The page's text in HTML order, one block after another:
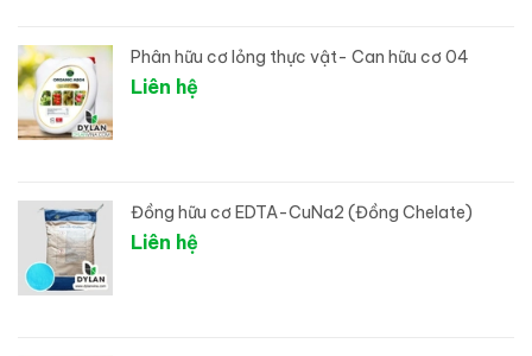
Phân hữu cơ lỏng thực vật- Can hữu cơ 04
Liên hệ
Đồng hữu cơ EDTA-CuNa2 (Đồng Chelate)
Liên hệ